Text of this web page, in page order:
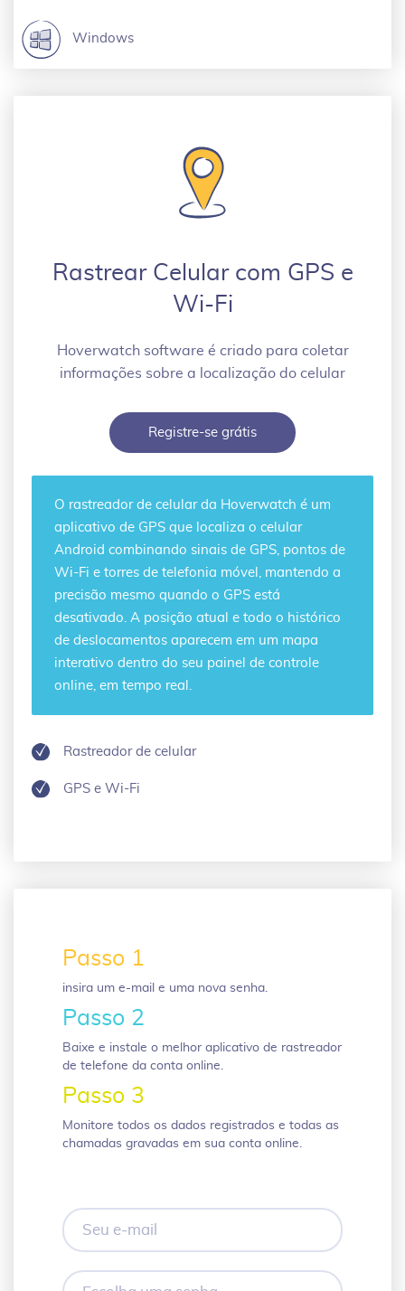
Windows
Rastrear Celular com GPS e
Wi-Fi
Hoverwatch software é criado para coletar
informações sobre a localização do celular
Registre-se grátis
O rastreador de celularda Hoverwatch é um
aplicativo de GPS que localiza o celular
Android combinando sinais de GPS, pontos de
Wi-Fi e torres de telefonia móvel, mantendo a
precisão mesmo quando o GPS está
desativado. A posição atual e todo o histórico
de deslocamentos aparecem em um mapa
interativo dentro do seu painel de controle
online, em tempo real.
Rastreador de celular
GPS e Wi-Fi
Passo 1
insira um e-mail e uma nova senha.
Passo 2
Baixe e instale o melhor aplicativo de rastreador
de telefone da conta online.
Passo 3
Monitore todos os dados registrados e todas as
chamadas gravadas em sua conta online.
Seu
e-
mail
Escolha